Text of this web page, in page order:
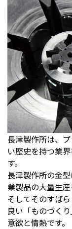
長津製作所は、
い歴史を持つ業
す。
長津製作所の金
業製品の大量生産
そしてそのすば
良い「ものづく
意欲と情熱です。